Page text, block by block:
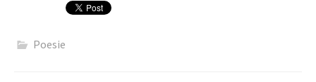
Poesie